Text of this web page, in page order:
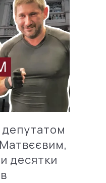
депутатом
десятки